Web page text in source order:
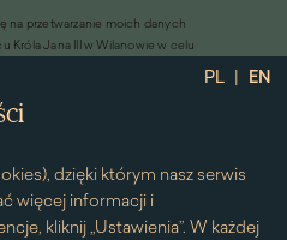
PL | EN
dzięki którym nasz serwis
„Ustawienia”. W każdej
na przetwarzanie moich danych
Króla Jana III w Wilanowie w celu
elektroniczną, w tym z